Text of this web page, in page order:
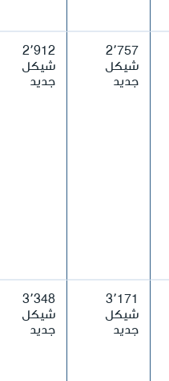
2٬757
شيكل
جديد
2٬912
شيكل
جديد
3٬171
شيكل
جديد
3٬348
شيكل
جديد